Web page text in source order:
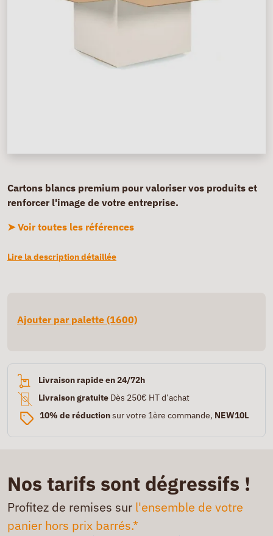
Cartons blancs premium pour valoriser vos produits et
renforcer l'image de votre entreprise.
➤ Voir toutes les références
Lire la description détaillée
Ajouter par palette (1600)
Livraison rapide en 24/72h
Livraison gratuite Dès 250€ HT d’achat
10% de réductionsur votre 1ère commande, NEW10L
Nos tarifs sont dégressifs !
Profitez de remises sur l'ensemble de votre
panier hors prix barrés.*